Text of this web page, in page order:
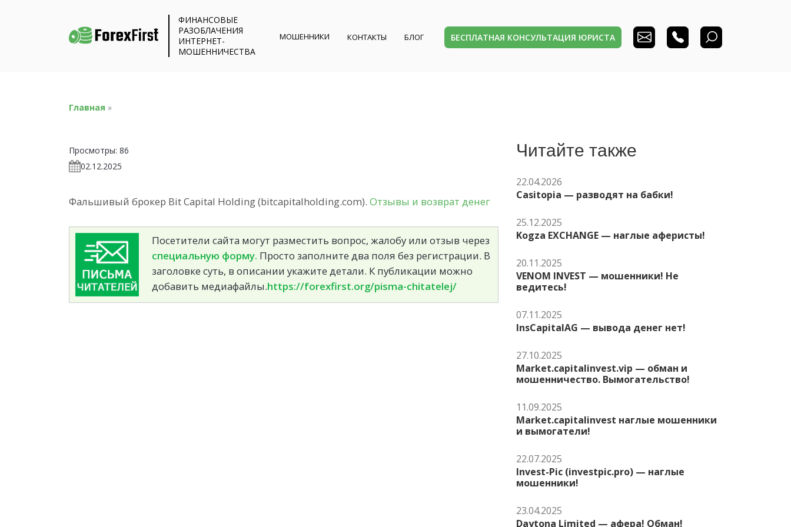
ФИНАНСОВЫЕ
РАЗОБЛАЧЕНИЯ
ИНТЕРНЕТ-
МОШЕННИЧЕСТВА
МОШЕННИКИ КОНТАКТЫ БЛОГ БЕСПЛАТНАЯ КОНСУЛЬТАЦИЯ ЮРИСТА
Главная »
Просмотры: 86
02.12.2025
Фальшивый брокер Bit Capital Holding (bitcapitalholding.com). Отзывы и возврат денег
Посетители сайта могут разместить вопрос, жалобу или отзыв через
специальную форму. Просто заполните два поля без регистрации. В
заголовке суть, в описании укажите детали. К публикации можно
добавить медиафайлы.https://forexfirst.org/pisma-chitatelej/
Читайте также
22.04.2026
Casitopia — разводят на бабки!
25.12.2025
Kogza EXCHANGE — наглые аферисты!
20.11.2025
VENOM INVEST — мошенники! Не
ведитесь!
07.11.2025
InsCapitalAG — вывода денег нет!
27.10.2025
Market.capitalinvest.vip — обман и
мошенничество. Вымогательство!
11.09.2025
Market.capitalinvest наглые мошенники
и вымогатели!
22.07.2025
Invest-Pic (investpic.pro) — наглые
мошенники!
23.04.2025
Daytona Limited — афера! Обман!